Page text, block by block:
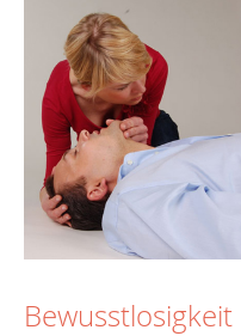
Bewusstlosigkeit